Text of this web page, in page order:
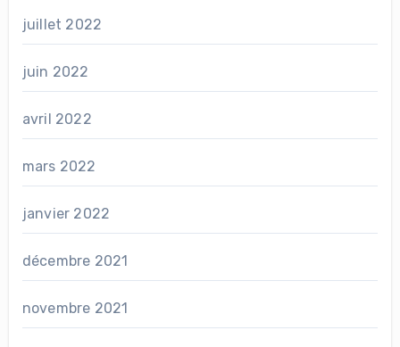
juillet 2022
juin 2022
avril 2022
mars 2022
janvier 2022
décembre 2021
novembre 2021